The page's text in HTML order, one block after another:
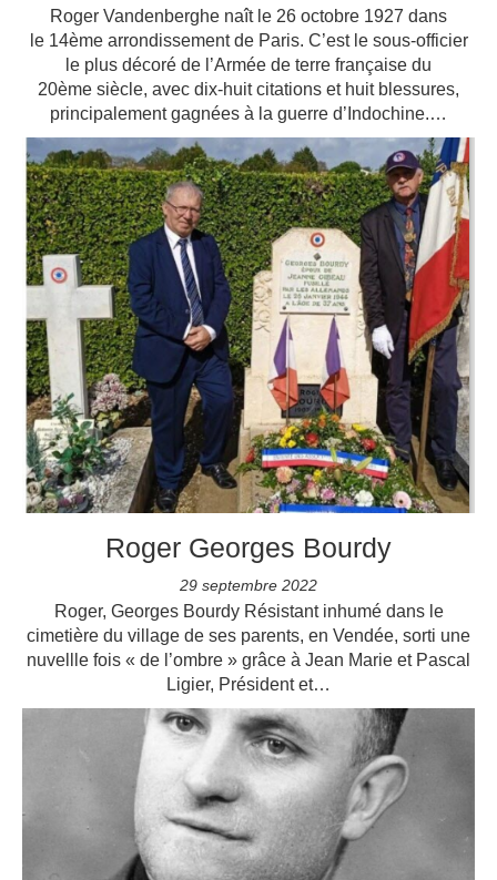
Roger Vandenberghe naît le 26 octobre 1927 dans
le 14ème arrondissement de Paris. C’est le sous-officier
le plus décoré de l’Armée de terre française du
20ème siècle, avec dix-huit citations et huit blessures,
principalement gagnées à la guerre d’Indochine.…
Roger Georges Bourdy
29 septembre 2022
Roger, Georges Bourdy Résistant inhumé dans le
cimetière du village de ses parents, en Vendée, sorti une
nuvellle fois « de l’ombre » grâce à Jean Marie et Pascal
Ligier, Président et…